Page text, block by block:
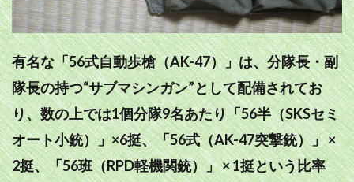
有名な「56式自動歩槍（AK-47）」は、分隊長・副
隊長の持つ“サブマシンガン”として配備されてお
り、数の上では1個分隊9名あたり「56半（SKSセミ
オート小銃）」×6挺、「56式（AK-47突撃銃）」 ×
2挺、「56班（RPD軽機関銃）」 × 1挺という比率